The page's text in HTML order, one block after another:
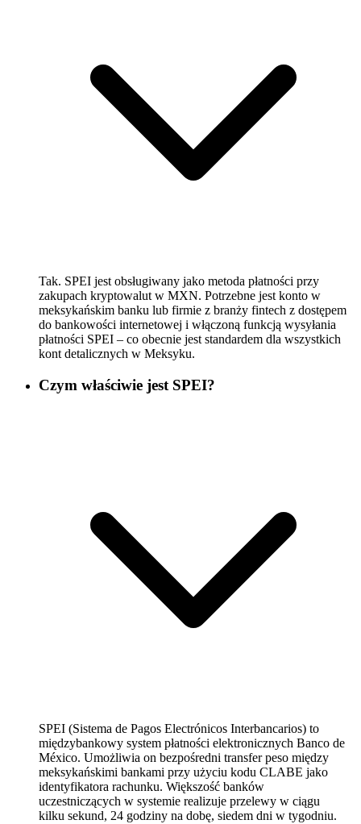
Tak. SPEI jest obsługiwany jako metoda płatności przy
zakupach kryptowalut w MXN. Potrzebne jest konto w
meksykańskim banku lub firmie z branży fintech z dostępem
do bankowości internetowej i włączoną funkcją wysyłania
płatności SPEI – co obecnie jest standardem dla wszystkich
kont detalicznych w Meksyku.
Czym właściwie jest SPEI?
SPEI (Sistema de Pagos Electrónicos Interbancarios) to
międzybankowy system płatności elektronicznych Banco de
México. Umożliwia on bezpośredni transfer peso między
meksykańskimi bankami przy użyciu kodu CLABE jako
identyfikatora rachunku. Większość banków
uczestniczących w systemie realizuje przelewy w ciągu
kilku sekund, 24 godziny na dobę, siedem dni w tygodniu.